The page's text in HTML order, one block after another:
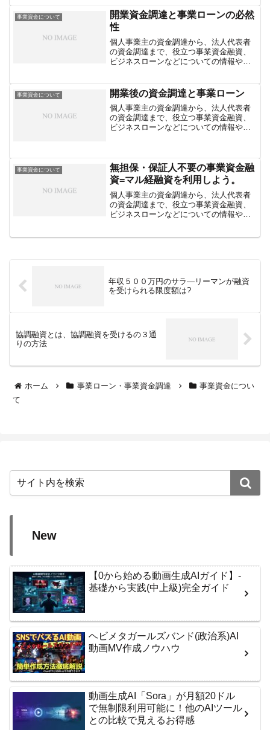
事業資金について
開業資金調達と事業ローンの必然
性
個人事業主の資金調達から、法人代表者
の資金調達まで、役立つ事業資金融資、
ビジネスローンなどについての情報や、
事業資金について 開業後の資金調達と事業ローン
個人事業主の資金調達から、法人代表者
の資金調達まで、役立つ事業資金融資、
ビジネスローンなどについての情報や、
事業資金について
無担保・保証人不要の事業資金融
資=マル経融資を利用しよう。
個人事業主の資金調達から、法人代表者
の資金調達まで、役立つ事業資金融資、
ビジネスローンなどについての情報や、
年収５００万円のサラ―リーマンが融資
を受けられる限度額は?
協調融資とは、協調融資を受けるの３通
りの方法
ホーム 事業ローン・事業資金調達
事業資金につい
て
New
【0から始める動画生成AIガイド】-
基礎から実践(中上級)完全ガイド
ヘビメタガールズバンド(政治系)AI
動画MV作成ノウハウ
動画生成AI「Sora」が月額20ドル
で無制限利用可能に！他のAIツール
との比較で見えるお得感